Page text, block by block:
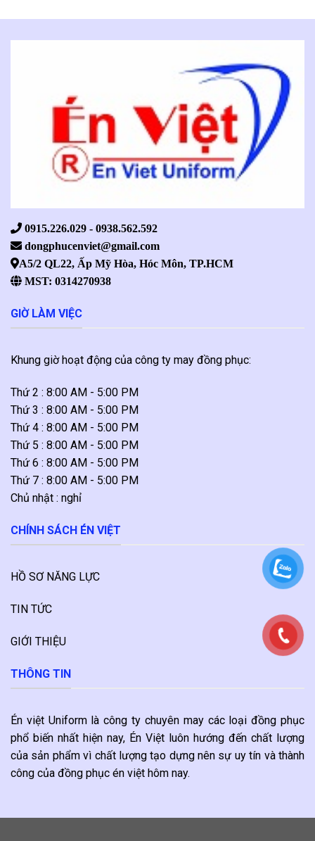
0915.226.029 - 0938.562.592
dongphucenviet@gmail.com
A5/2 QL22, Ấp Mỹ Hòa, Hóc Môn, TP.HCM
MST: 0314270938
GIỜ LÀM VIỆC
Khung giờ hoạt động của công ty may đồng phục:
Thứ 2 : 8:00 AM - 5:00 PM
Thứ 3 : 8:00 AM - 5:00 PM
Thứ 4 : 8:00 AM - 5:00 PM
Thứ 5 : 8:00 AM - 5:00 PM
Thứ 6 : 8:00 AM - 5:00 PM
Thứ 7 : 8:00 AM - 5:00 PM
Chủ nhật : nghỉ
CHÍNH SÁCH ÉN VIỆT
HỒ SƠ NĂNG LỰC
TIN TỨC
GIỚI THIỆU
THÔNG TIN
Én việt Uniform là công ty chuyên may các loại đồng phục
phổ biến nhất hiện nay, Én Việt luôn hướng đến chất lượng
của sản phẩm vì chất lượng tạo dựng nên sự uy tín và thành
công của đồng phục én việt hôm nay.